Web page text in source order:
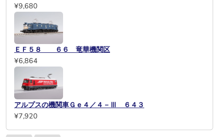
¥9,680
ＥＦ５８ ６６ 竜華機関区
¥6,864
アルプスの機関車Ｇｅ４／４－Ⅲ ６４３
¥7,920